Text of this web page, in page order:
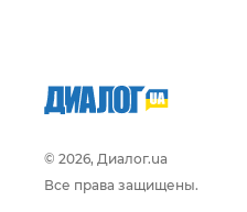
© 2026, Диалог.ua
Все права защищены.